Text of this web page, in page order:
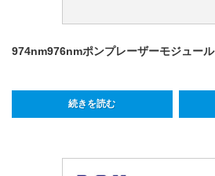
974nm976nmポンプレーザーモジュール
続きを読む